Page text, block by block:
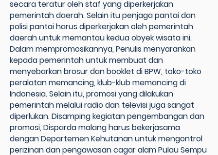
secara teratur oleh staf yang diperkerjakan
pemerintah daerah. Selain itu penjaga pantai dan
polisi pantai harus diperkerjakan oleh pemerintah
daerah untuk memantau kedua obyek wisata ini.
Dalam mempromosikannya, Penulis menyarankan
kepada pemerintah untuk membuat dan
menyebarkan brosur dan booklet di BPW, toko-toko
peralatan memancing, klub-klub memancing di
Indonesia. Selain itu, promosi yang dilakukan
pemerintah melalui radio dan televisi juga sangat
diperlukan. Disamping kegiatan pengembangan dan
promosi, Disparda malang harus bekerjasama
dengan Departemen Kehutanan untuk mengontrol
perizinan dan pengawasan cagar alam Pulau Sempu